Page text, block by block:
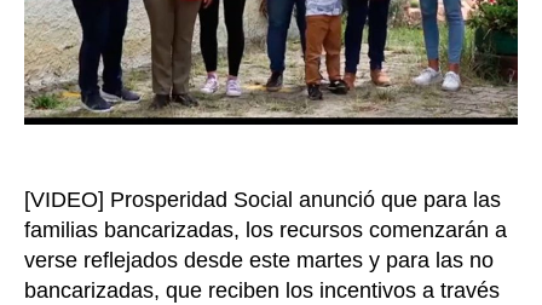
de
en
en
[VIDEO] Prosperidad Social anunció que para las
familias bancarizadas, los recursos comenzarán a
verse reflejados desde este martes y para las no
bancarizadas, que reciben los incentivos a través